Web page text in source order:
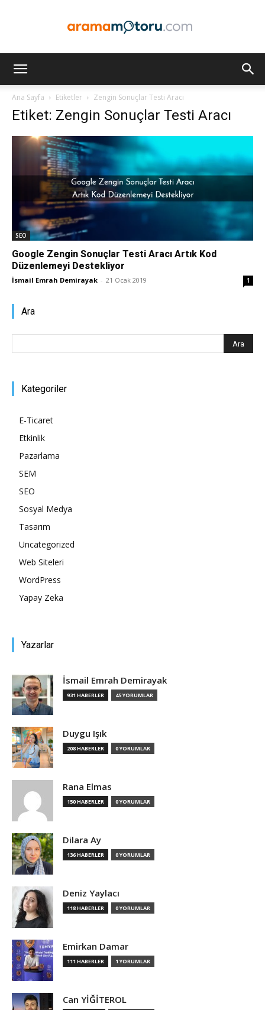
Optimizasyonu
Ana Sayfa Etiketler Zengin Sonuçlar Testi Aracı
Etiket: Zengin Sonuçlar Testi Aracı
SEO
Google Zengin Sonuçlar Testi Aracı Artık Kod
Düzenlemeyi Destekliyor
İsmail Emrah Demirayak - 21 Ocak 2019 1
Ara
Kategoriler
E-Ticaret
Etkinlik
Pazarlama
SEM
SEO
Sosyal Medya
Tasarım
Uncategorized
Web Siteleri
WordPress
Yapay Zeka
Yazarlar
İsmail Emrah Demirayak
931 HABERLER 45 YORUMLAR
Duygu Işık
208 HABERLER 0 YORUMLAR
Rana Elmas
150 HABERLER 0 YORUMLAR
Dilara Ay
136 HABERLER 0 YORUMLAR
Deniz Yaylacı
118 HABERLER 0 YORUMLAR
Emirkan Damar
111 HABERLER 1 YORUMLAR
Can YİĞİTEROL